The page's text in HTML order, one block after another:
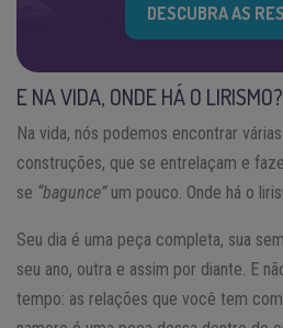
DESCUBRA AS
E NA VIDA, ONDE HÁ O LIRISMO?
Na vida, nós podemos encontrar
construções, que se entrelaçam e
se “bagunce”um pouco. Onde há o
Seu dia é uma peça completa, sua
seu ano, outra e assim por diante. E
tempo: as relações que você tem